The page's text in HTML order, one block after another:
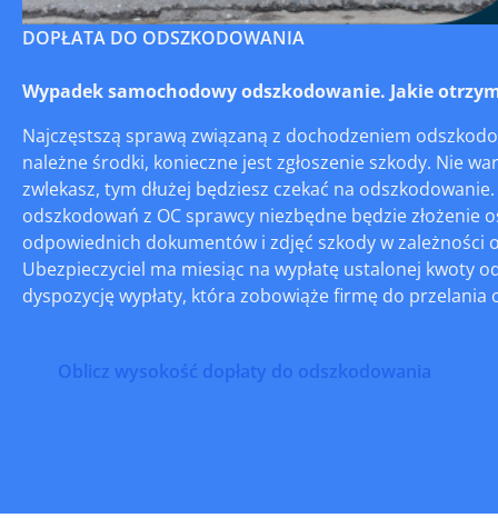
DOPŁATA DO ODSZKODOWANIA
Wypadek samochodowy odszkodowanie. Jakie
Najczęstszą sprawą związaną z dochodzeniem
należne środki, konieczne jest zgłoszenie szkody. Nie
zwlekasz, tym dłużej będziesz czekać na
odszkodowań z OC sprawcy niezbędne będzie złożenie
odpowiednich dokumentów i zdjęć szkody w zależności
Ubezpieczyciel ma miesiąc na wypłatę ustalonej kwoty
dyspozycję wypłaty, która zobowiąże firmę do
Oblicz wysokość dopłaty do odszkodowania